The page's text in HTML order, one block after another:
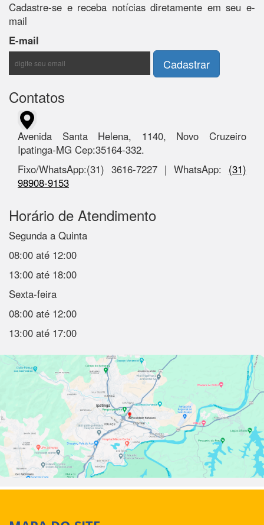
Cadastre-se e receba notícias diretamente em seu e-
mail
E-mail
Contatos
Avenida Santa Helena, 1140, Novo Cruzeiro
Ipatinga-MG Cep:35164-332.
Fixo/WhatsApp:(31) 3616-7227 | WhatsApp: (31)
98908-9153
Horário de Atendimento
Segunda a Quinta
08:00 até 12:00
13:00 até 18:00
Sexta-feira
08:00 até 12:00
13:00 até 17:00